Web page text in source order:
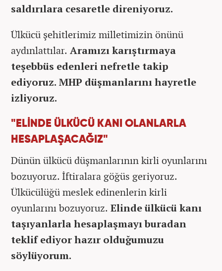
saldırılara cesaretle direniyoruz.
Ülkücü şehitlerimiz milletimizin önünü
aydınlattılar. Aramızı karıştırmaya
teşebbüs edenleri nefretle takip
ediyoruz. MHP düşmanlarını hayretle
izliyoruz.
"ELİNDE ÜLKÜCÜ KANI OLANLARLA
HESAPLAŞACAĞIZ"
Dünün ülkücü düşmanlarının kirli oyunlarını
bozuyoruz. İftiralara göğüs geriyoruz.
Ülkücülüğü meslek edinenlerin kirli
oyunlarını bozuyoruz. Elinde ülkücü kanı
taşıyanlarla hesaplaşmayı buradan
teklif ediyor hazır olduğumuzu
söylüyorum.